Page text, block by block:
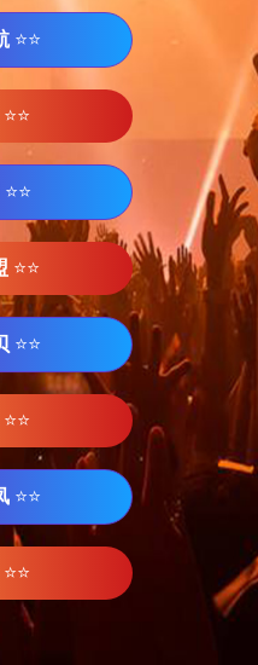
⭐⭐
⭐⭐
⭐⭐
⭐⭐
⭐⭐
⭐⭐
⭐⭐
⭐⭐